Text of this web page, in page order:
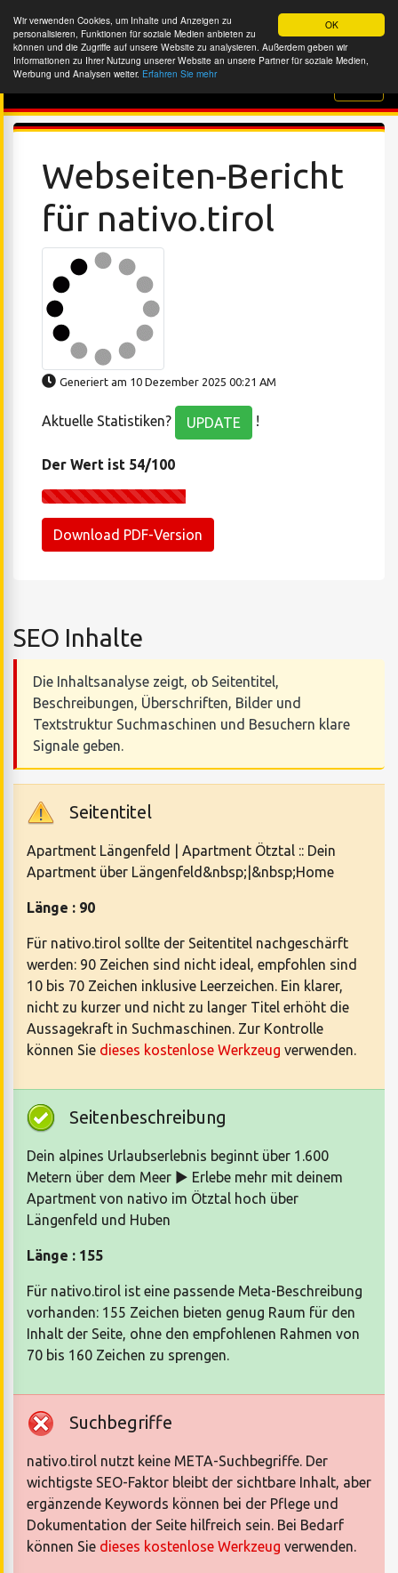
OK
Wir verwenden Cookies, um Inhalte und Anzeigen zu
personalisieren, Funktionen für soziale Medien anbieten zu
können und die Zugriffe auf unsere Website zu analysieren. Außerdem geben wir
Informationen zu Ihrer Nutzung unserer Website an unsere Partner für soziale Medien,
Werbung und Analysen weiter. Erfahren Sie mehr
Website-Überprüfung
Webseiten-Bericht
für nativo.tirol
Generiert am 10 Dezember 2025 00:21 AM
Aktuelle Statistiken? UPDATE !
Der Wert ist 54/100
Download PDF-Version
SEO Inhalte
Die Inhaltsanalyse zeigt, ob Seitentitel,
Beschreibungen, Überschriften, Bilder und
Textstruktur Suchmaschinen und Besuchern klare
Signale geben.
Seitentitel
Apartment Längenfeld | Apartment Ötztal :: Dein
Apartment über Längenfeld&nbsp;|&nbsp;Home
Länge : 90
Für nativo.tirol sollte der Seitentitel nachgeschärft
werden: 90 Zeichen sind nicht ideal, empfohlen sind
10 bis 70 Zeichen inklusive Leerzeichen. Ein klarer,
nicht zu kurzer und nicht zu langer Titel erhöht die
Aussagekraft in Suchmaschinen. Zur Kontrolle
können Sie dieses kostenlose Werkzeug verwenden.
Seitenbeschreibung
Dein alpines Urlaubserlebnis beginnt über 1.600
Metern über dem Meer ► Erlebe mehr mit deinem
Apartment von nativo im Ötztal hoch über
Längenfeld und Huben
Länge : 155
Für nativo.tirol ist eine passende Meta-Beschreibung
vorhanden: 155 Zeichen bieten genug Raum für den
Inhalt der Seite, ohne den empfohlenen Rahmen von
70 bis 160 Zeichen zu sprengen.
Suchbegriffe
nativo.tirol nutzt keine META-Suchbegriffe. Der
wichtigste SEO-Faktor bleibt der sichtbare Inhalt, aber
ergänzende Keywords können bei der Pflege und
Dokumentation der Seite hilfreich sein. Bei Bedarf
können Sie dieses kostenlose Werkzeug verwenden.